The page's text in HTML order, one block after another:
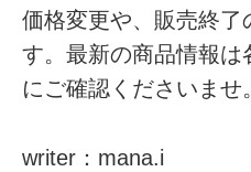
価格変更や、販売終了
す。最新の商品情報
にご確認くださいませ
writer：mana.i